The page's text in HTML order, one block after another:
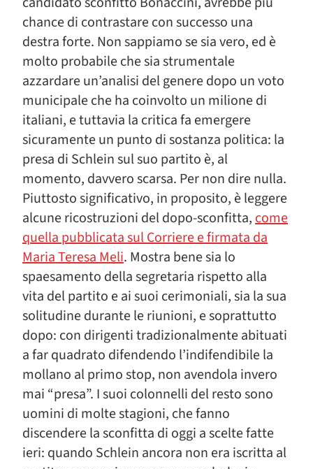
chance di contrastare con successo una
destra forte. Non sappiamo se sia vero, ed è
molto probabile che sia strumentale
azzardare un’analisi del genere dopo un voto
municipale che ha coinvolto un milione di
italiani, e tuttavia la critica fa emergere
sicuramente un punto di sostanza politica: la
presa di Schlein sul suo partito è, al
momento, davvero scarsa. Per non dire nulla.
Piuttosto significativo, in proposito, è leggere
alcune ricostruzioni del dopo-sconfitta,come
quella pubblicata sul Corriere e firmata da
Maria Teresa Meli. Mostra bene sia lo
spaesamento della segretaria rispetto alla
vita del partito e ai suoi cerimoniali, sia la sua
solitudine durante le riunioni, e soprattutto
dopo: con dirigenti tradizionalmente abituati
a far quadrato difendendo l’indifendibile la
mollano al primo stop, non avendola invero
mai “presa”. I suoi colonnelli del resto sono
uomini di molte stagioni, che fanno
discendere la sconfitta di oggi a scelte fatte
ieri: quando Schlein ancora non era iscritta al